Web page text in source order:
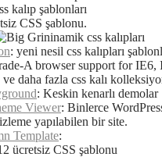
kalıp şablonları
CSS şablonu.
inamik css kalıpları
: yeni nesil css kalıpları
A browser support for IE6,
daha fazla css kalı
: Keskin kenarlı demolar
Viewer: Binlerce
yapılabilen bir site.
Template:
ücretsiz CSS şablonu